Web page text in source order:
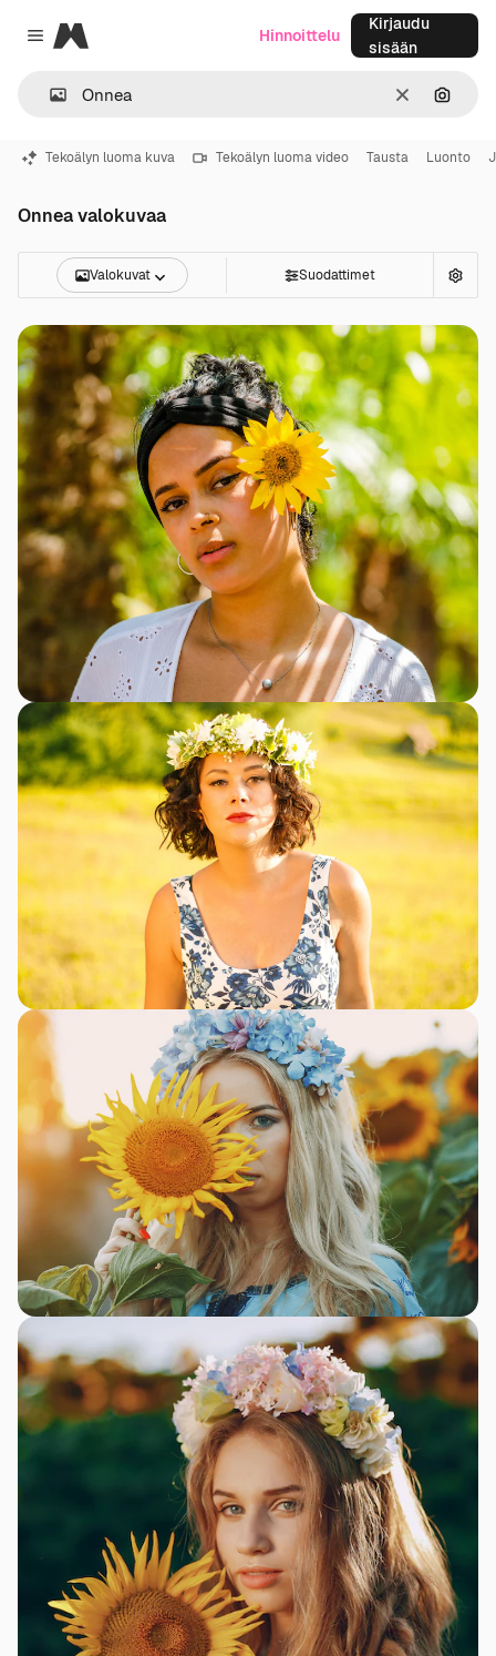
Close menu
Magnific
SelkeäHae
Hinnoittelu
Kirjaudu
sisään
Tekoälyn luoma kuva Tekoälyn luoma video Tausta Luonto
Onnea valokuvaa
Valokuvat Suodattimet